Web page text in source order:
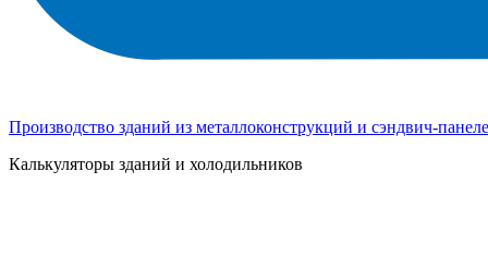
Производство зданий из металлоконструкций и сэндвич-
Калькуляторы зданий и холодильников